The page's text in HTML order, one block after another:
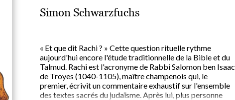
Simon Schwarzfuchs
« Et que dit Rachi ? » Cette question rituelle rythme
aujourd'hui encore l'étude traditionnelle de la Bible et du
Talmud. Rachi est l'acronyme de Rabbi Salomon ben Isaac
de Troyes (1040-1105), maître champenois qui, le
premier, écrivit un commentaire exhaustif sur l'ensemble
des textes sacrés du judaïsme. Après lui, plus personne